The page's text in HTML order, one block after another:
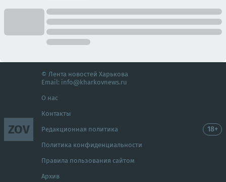
ZOV
© Лента новостей Харькова
Email: info@kharkovnews.ru
О нас
Контакты
Редакционная политика
Политика конфиденциальности
Правила пользования сайтом
Архив
18+